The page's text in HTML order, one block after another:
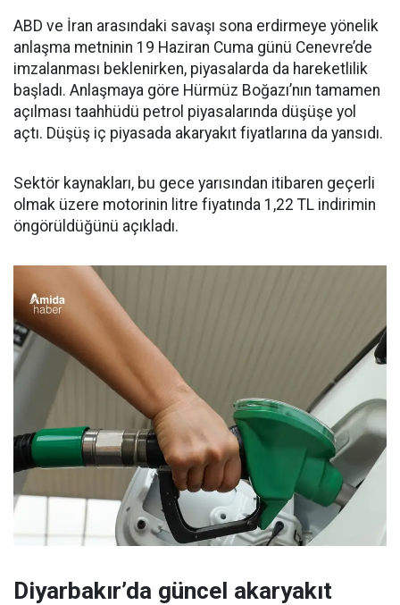
ABD ve İran arasındaki savaşı sona erdirmeye yönelik
anlaşma metninin 19 Haziran Cuma günü Cenevre’de
imzalanması beklenirken, piyasalarda da hareketlilik
başladı. Anlaşmaya göre Hürmüz Boğazı’nın tamamen
açılması taahhüdü petrol piyasalarında düşüşe yol
açtı. Düşüş iç piyasada akaryakıt fiyatlarına da yansıdı.
Sektör kaynakları, bu gece yarısından itibaren geçerli
olmak üzere motorinin litre fiyatında 1,22 TL indirimin
öngörüldüğünü açıkladı.
Diyarbakır’da güncel akaryakıt